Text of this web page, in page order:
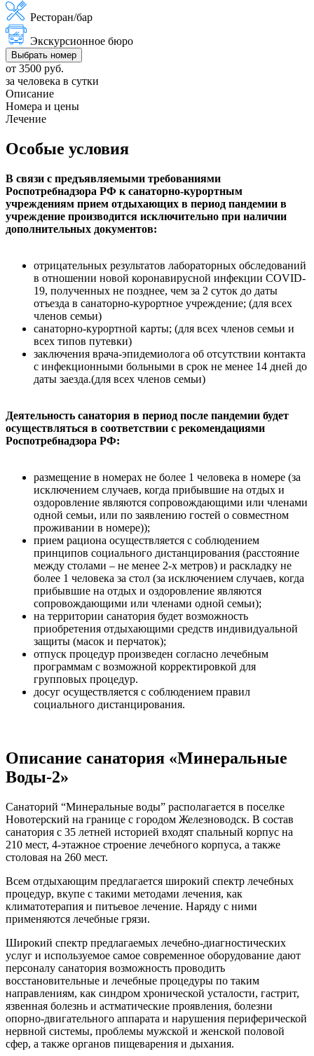
Ресторан/бар
Экскурсионное бюро
Выбрать номер
от 3500 руб.
за человека в сутки
Описание
Номера и цены
Лечение
Особые условия
В связи с предъявляемыми требованиями
Роспотребнадзора РФ к санаторно-курортным
учреждениям прием отдыхающих в период пандемии в
учреждение производится исключительно при наличии
дополнительных документов:
отрицательных результатов лабораторных обследований
в отношении новой коронавирусной инфекции COVID-
19, полученных не позднее, чем за 2 суток до даты
отъезда в санаторно-курортное учреждение; (для всех
членов семьи)
санаторно-курортной карты; (для всех членов семьи и
всех типов путевки)
заключения врача-эпидемиолога об отсутствии контакта
с инфекционными больными в срок не менее 14 дней до
даты заезда.(для всех членов семьи)
Деятельность санатория в период после пандемии будет
осуществляться в соответствии с рекомендациями
Роспотребнадзора РФ:
размещение в номерах не более 1 человека в номере (за
исключением случаев, когда прибывшие на отдых и
оздоровление являются сопровождающими или членами
одной семьи, или по заявлению гостей о совместном
проживании в номере));
прием рациона осуществляется с соблюдением
принципов социального дистанцирования (расстояние
между столами – не менее 2-х метров) и раскладку не
более 1 человека за стол (за исключением случаев, когда
прибывшие на отдых и оздоровление являются
сопровождающими или членами одной семьи);
на территории санатория будет возможность
приобретения отдыхающими средств индивидуальной
защиты (масок и перчаток);
отпуск процедур произведен согласно лечебным
программам с возможной корректировкой для
групповых процедур.
досуг осуществляется с соблюдением правил
социального дистанцирования.
Описание санатория «Минеральные
Воды-2»
Санаторий “Минеральные воды” располагается в поселке
Новотерский на границе с городом Железноводск. В состав
санатория с 35 летней историей входят спальный корпус на
210 мест, 4-этажное строение лечебного корпуса, а также
столовая на 260 мест.
Всем отдыхающим предлагается широкий спектр лечебных
процедур, вкупе с такими методами лечения, как
климатотерапия и питьевое лечение. Наряду с ними
применяются лечебные грязи.
Широкий спектр предлагаемых лечебно-диагностических
услуг и используемое самое современное оборудование дают
персоналу санатория возможность проводить
восстановительные и лечебные процедуры по таким
направлениям, как синдром хронической усталости, гастрит,
язвенная болезнь и астматические проявления, болезни
опорно-двигательного аппарата и нарушения периферической
нервной системы, проблемы мужской и женской половой
сфер, а также органов пищеварения и дыхания.